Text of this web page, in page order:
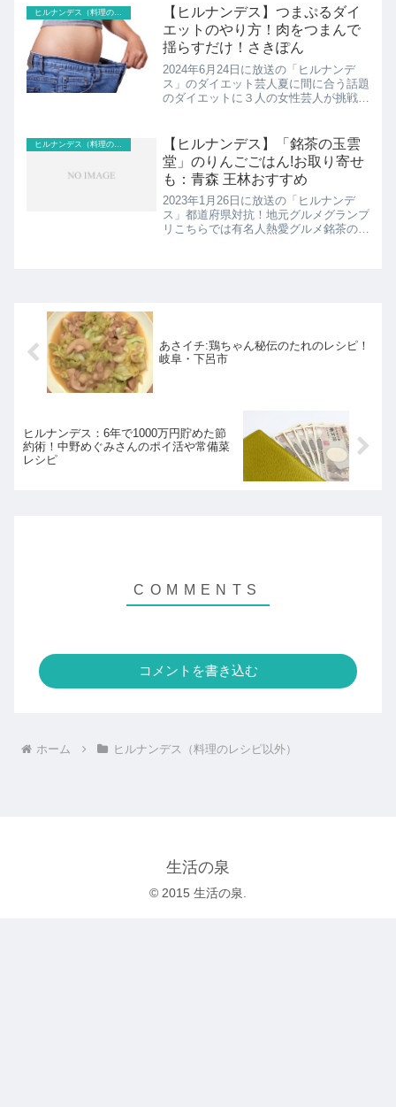
やカフェの味が最大7割引きこちらでは
DONOVANの...
ヒルナンデス（料理のレシピ以外）
【ヒルナンデス】つまぷるダイ
エットのやり方！肉をつまんで
揺らすだけ！さきぽん
2024年6月24日に放送の「ヒルナンデ
ス」のダイエット芸人夏に間に合う話題
のダイエットに３人の女性芸人が挑戦！
り方の紹介です！
【ヒルナンデス】「銘茶の玉雲
堂」のりんごごはん!お取り寄せ
も：青森 王林おすすめ
2023年1月26日に放送の「ヒルナンデ
ス」都道府県対抗！地元グルメグランプ
リこちらでは有名人熱愛グルメ銘茶の玉
あさイチ:鶏ちゃん秘伝のたれのレシピ！
岐阜・下呂市
ヒルナンデス：6年で1000万円貯めた節
約術！中野めぐみさんのポイ活や常備菜
レシピ
コメントを書き込む
ホーム ヒルナンデス（料理のレシピ以外）
生活の泉
© 2015 生活の泉.